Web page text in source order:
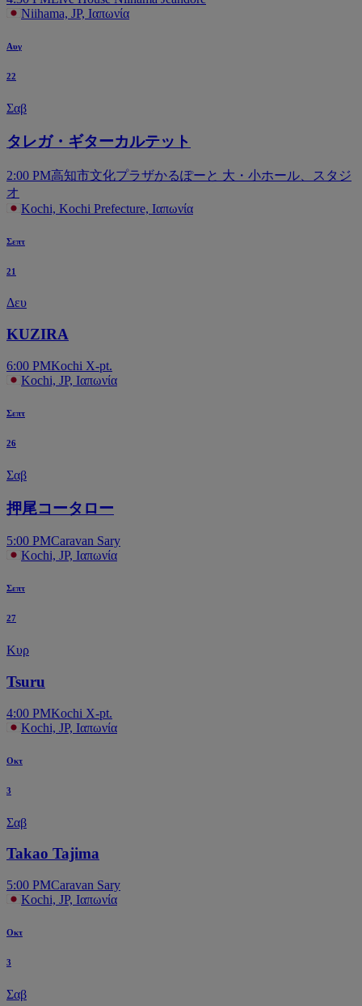
Niihama, JP, Ιαπωνία
Αυγ
22
Σαβ
タレガ・ギターカルテット
2:00 PM高知市文化プラザかるぽーと 大・小ホール、スタジ
オ
Kochi, Kochi Prefecture, Ιαπωνία
Σεπτ
21
Δευ
KUZIRA
6:00 PMKochi X-pt.
Kochi, JP, Ιαπωνία
Σεπτ
26
Σαβ
押尾コータロー
5:00 PMCaravan Sary
Kochi, JP, Ιαπωνία
Σεπτ
27
Κυρ
Tsuru
4:00 PMKochi X-pt.
Kochi, JP, Ιαπωνία
Οκτ
3
Σαβ
Takao Tajima
5:00 PMCaravan Sary
Kochi, JP, Ιαπωνία
Οκτ
3
Σαβ